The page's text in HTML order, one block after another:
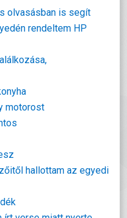
olvasásban is segít
rendeltem HP
motorost
hallottam az egyedi